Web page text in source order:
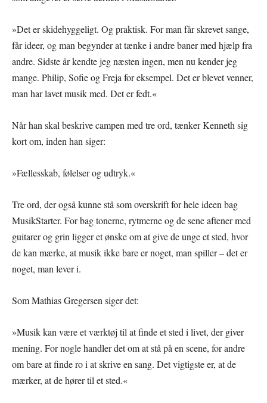
»Det er skidehyggeligt. Og praktisk. For man får skrevet sange,
får ideer, og man begynder at tænke i andre baner med hjælp fra
andre. Sidste år kendte jeg næsten ingen, men nu kender jeg
mange. Philip, Sofie og Freja for eksempel. Det er blevet venner,
man har lavet musik med. Det er fedt.«
Når han skal beskrive campen med tre ord, tænker Kenneth sig
kort om, inden han siger:
»Fællesskab, følelser og udtryk.«
Tre ord, der også kunne stå som overskrift for hele ideen bag
MusikStarter. For bag tonerne, rytmerne og de sene aftener med
guitarer og grin ligger et ønske om at give de unge et sted, hvor
de kan mærke, at musik ikke bare er noget, man spiller – det er
noget, man lever i.
Som Mathias Gregersen siger det:
»Musik kan være et værktøj til at finde et sted i livet, der giver
mening. For nogle handler det om at stå på en scene, for andre
om bare at finde ro i at skrive en sang. Det vigtigste er, at de
mærker, at de hører til et sted.«